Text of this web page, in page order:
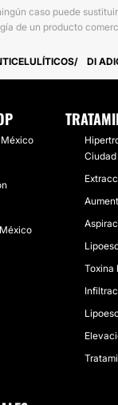
caso puede
de un producto
DI
Toxina